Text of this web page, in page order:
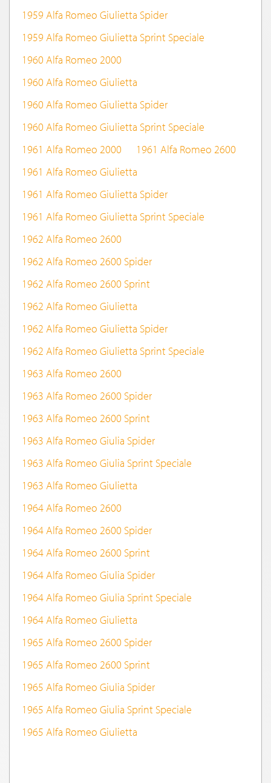
1959 Alfa Romeo Giulietta Spider
1959 Alfa Romeo Giulietta Sprint Speciale
1960 Alfa Romeo 2000
1960 Alfa Romeo Giulietta
1960 Alfa Romeo Giulietta Spider
1960 Alfa Romeo Giulietta Sprint Speciale
1961 Alfa Romeo 2000
1961 Alfa Romeo 2600
1961 Alfa Romeo Giulietta
1961 Alfa Romeo Giulietta Spider
1961 Alfa Romeo Giulietta Sprint Speciale
1962 Alfa Romeo 2600
1962 Alfa Romeo 2600 Spider
1962 Alfa Romeo 2600 Sprint
1962 Alfa Romeo Giulietta
1962 Alfa Romeo Giulietta Spider
1962 Alfa Romeo Giulietta Sprint Speciale
1963 Alfa Romeo 2600
1963 Alfa Romeo 2600 Spider
1963 Alfa Romeo 2600 Sprint
1963 Alfa Romeo Giulia Spider
1963 Alfa Romeo Giulia Sprint Speciale
1963 Alfa Romeo Giulietta
1964 Alfa Romeo 2600
1964 Alfa Romeo 2600 Spider
1964 Alfa Romeo 2600 Sprint
1964 Alfa Romeo Giulia Spider
1964 Alfa Romeo Giulia Sprint Speciale
1964 Alfa Romeo Giulietta
1965 Alfa Romeo 2600 Spider
1965 Alfa Romeo 2600 Sprint
1965 Alfa Romeo Giulia Spider
1965 Alfa Romeo Giulia Sprint Speciale
1965 Alfa Romeo Giulietta